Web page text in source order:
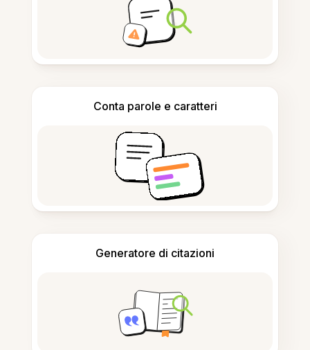
Conta parole e caratteri
Generatore di citazioni